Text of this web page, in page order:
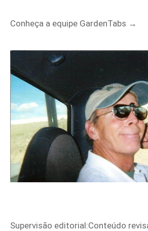
Conheça a equipe GardenTabs →
Supervisão editorial:Conteúdo